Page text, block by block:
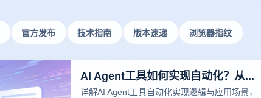
官方发布 技术指南 版本速递 浏览器指纹
AI Agent工具如何实现自动化？从入门到精通全解析
详解AI Agent工具自动化实现逻辑与应用场景，